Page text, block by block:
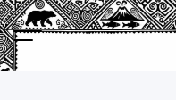
Перейти
к
содержимому
Меню